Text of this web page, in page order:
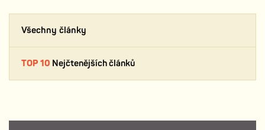
Všechny články
TOP 10 Nejčtenějších článků